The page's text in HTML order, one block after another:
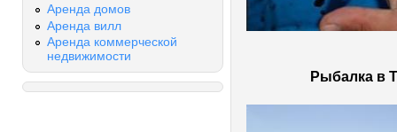
Аренда домов
Аренда вилл
Аренда коммерческой
недвижимости
Рыбалка в